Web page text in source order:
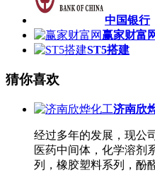
中国银行
赢家财富
ST5搭建
猜你喜欢
济南欣
经过多年的发展，现公
医药中间体，化学溶剂
列，橡胶塑料系列，酚